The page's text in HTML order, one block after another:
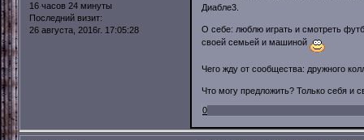
16 часов 24 минуты
Последний визит:
26 августа, 2016г. 17:05:28
Диабле3.
О себе: люблю играть и смотреть
своей семьей и машиной
Чего жду от сообщества: дружного
Что могу предложить? Только себя и
0